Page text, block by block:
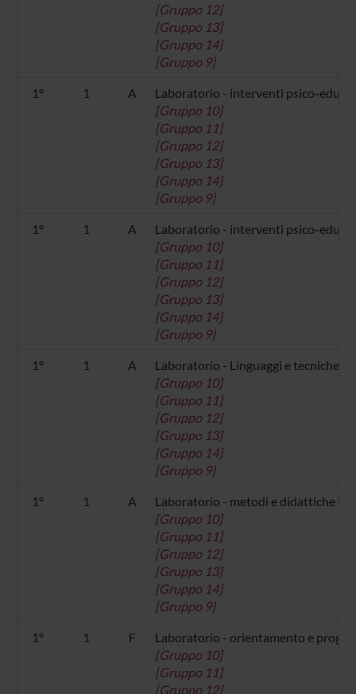
[Gruppo 12]
[Gruppo 13]
[Gruppo 14]
[Gruppo 9]
1° 1 A
Laboratorio - interventi psico-
[Gruppo 10]
[Gruppo 11]
[Gruppo 12]
[Gruppo 13]
[Gruppo 14]
[Gruppo 9]
1° 1 A
Laboratorio - interventi psico-
[Gruppo 10]
[Gruppo 11]
[Gruppo 12]
[Gruppo 13]
[Gruppo 14]
[Gruppo 9]
1° 1 A
Laboratorio - Linguaggi e tecniche
[Gruppo 10]
[Gruppo 11]
[Gruppo 12]
[Gruppo 13]
[Gruppo 14]
[Gruppo 9]
1° 1 A
Laboratorio - metodi e didattiche
[Gruppo 10]
[Gruppo 11]
[Gruppo 12]
[Gruppo 13]
[Gruppo 14]
[Gruppo 9]
1° 1 F
Laboratorio - orientamento e
[Gruppo 10]
[Gruppo 11]
[Gruppo 12]